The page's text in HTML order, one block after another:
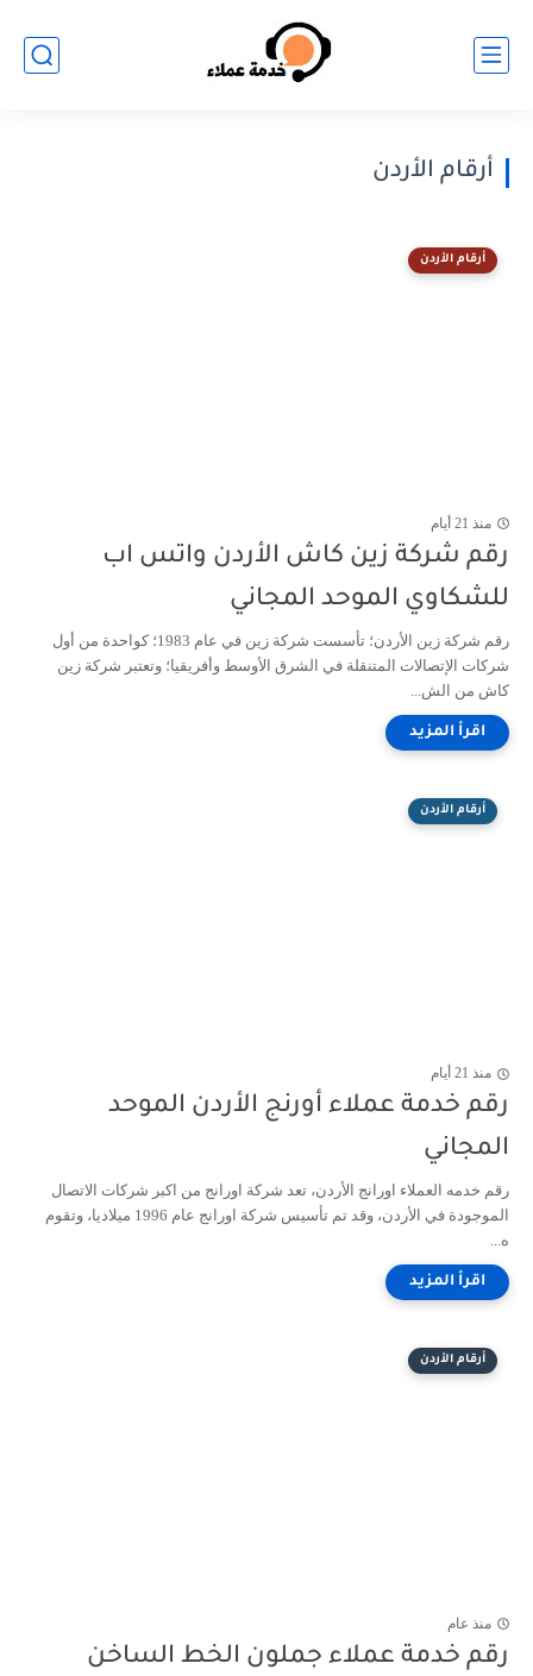
أرقام الأردن
أرقام الأردن
منذ 21 أيام
رقم شركة زين كاش الأردن واتس اب
للشكاوي الموحد المجاني
رقم شركة زين الأردن؛ تأسست شركة زين في عام 1983؛ كواحدة من أول
شركات الإتصالات المتنقلة في الشرق الأوسط وأفريقيا؛ وتعتبر شركة زين
كاش من الش...
أرقام الأردن
منذ 21 أيام
رقم خدمة عملاء أورنج الأردن الموحد
المجاني
رقم خدمه العملاء اورانج الأردن، تعد شركة اورانج من اكبر شركات الاتصال
الموجودة في الأردن، وقد تم تأسيس شركة اورانج عام 1996 ميلاديا، وتقوم
ه...
أرقام الأردن
منذ عام
رقم خدمة عملاء جملون الخط الساخن